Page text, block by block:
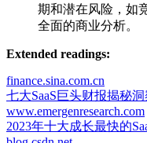
期和潜在风险，如
全面的商业分析。
Extended readings:
finance.sina.com.cn
七大SaaS巨头财报揭秘
www.emergenresearch.com
2023年十大成长最快的